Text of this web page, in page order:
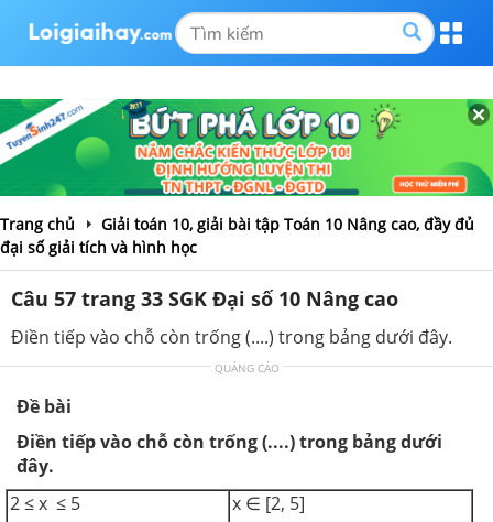
Trang chủ
Giải toán 10, giải bài tập Toán 10 Nâng cao, đầy đủ
đại số giải tích và hình học
Câu 57 trang 33 SGK Đại số 10 Nâng cao
Điền tiếp vào chỗ còn trống (....) trong bảng dưới đây.
QUẢNG CÁO
Đề bài
Điền tiếp vào chỗ còn trống (....) trong bảng dưới
đây.
2 ≤ x ≤ 5
x ∈ [2, 5]